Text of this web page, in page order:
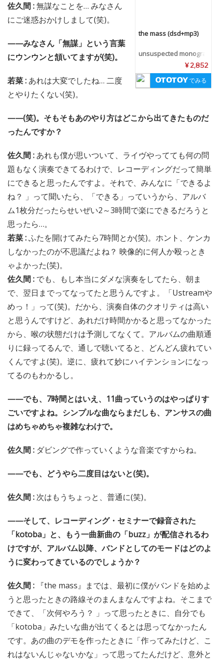
the mass (dsd+mp3)
unsuspected monogra
¥ 2,852
でみる
佐久間 :無謀なことを… みなさん
にご迷惑おかけしまして(笑)。
——みなさん「無謀」という言葉
にウンウンと頷いてますが(笑)。
若菜 : あれは大変でしたね… 二度
とやりたくない(笑)。
——(笑)。そもそもあのやり方はどこから出てきたものだ
ったんですか？
佐久間 : あれも僕が思いついて、ライヴやってても何の問
題もなく演奏できてるわけで、レコーディングだって簡単
にできると思ったんですよ。それで、みんなに「できるよ
ね？ 」って聞いたら、「できる」っていうから、アルバ
ム1枚分だったらせいぜい2～3時間で楽にできるだろうと
思ったら…。
若菜 :ふたを開けてみたら7時間とか(笑)。ホント、ケンカ
しなかったのが不思議だよね？ 映像的に何人か殴っとき
ゃよかった(笑)。
佐久間 : でも、もし本当にダメな演奏をしてたら、朝ま
で、翌日までってなってたと思うんですよ。「Ustreamや
めっ！」って(笑)。だから、演奏自体のクオリティは高い
と思うんですけど、あれだけ時間かかると思ってなかった
から、喉の状態だけは予測してなくて。アルバムの曲順通
りに録ってるんで、通しで聴いてると、どんどん疲れてい
くんですよ(笑)。逆に、疲れて妙にハイテンションになっ
てるのもわかるし。
——でも、7時間とはいえ、11曲っていうのはやっぱりす
ごいですよね。シンプルな曲ならまだしも、アンサスの曲
はめちゃめちゃ複雑なわけで。
佐久間 : ダビングで作っていくような音楽ですからね。
——でも、どうやら二度目はないと(笑)。
佐久間 : 次はもうちょっと、普通に(笑)。
——そして、レコーディング・セミナーで録音された
「kotoba」と、もう一曲新曲の「buzz」が配信されるわ
けですが、アルバム以降、バンドとしてのモードはどのよ
うに変わってきているのでしょうか？
佐久間 : 『the mass』までは、最初に僕がバンドを始めよ
うと思ったときの路線そのまんまなんですよね。そこまで
できて、「次何やろう？ 」って思ったときに、自分でも
「kotoba」みたいな曲が出てくるとは思ってなかったん
です。あの曲のデモを作ったときに「作ってみたけど、こ
れはないんじゃないかな」って思ってたんだけど、意外と